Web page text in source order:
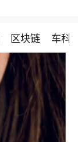
区块链 车科